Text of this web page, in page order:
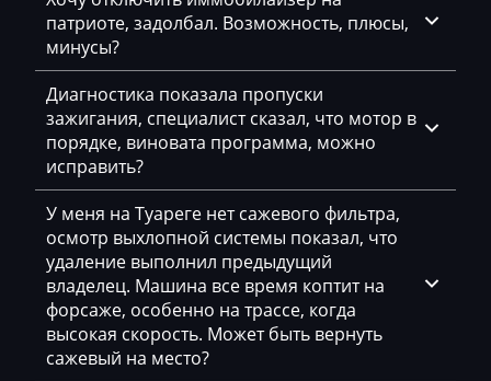
Freightliner
Furukawa
GAC
Geely
Genie
Genset
GMC
Great Wall
патриоте, задолбал. Возможность, плюсы,
минусы?
Диагностика показала пропуски
зажигания, специалист сказал, что мотор в
порядке, виновата программа, можно
исправить?
У меня на Туареге нет сажевого фильтра,
осмотр выхлопной системы показал, что
удаление выполнил предыдущий
владелец. Машина все время коптит на
форсаже, особенно на трассе, когда
высокая скорость. Может быть вернуть
сажевый на место?